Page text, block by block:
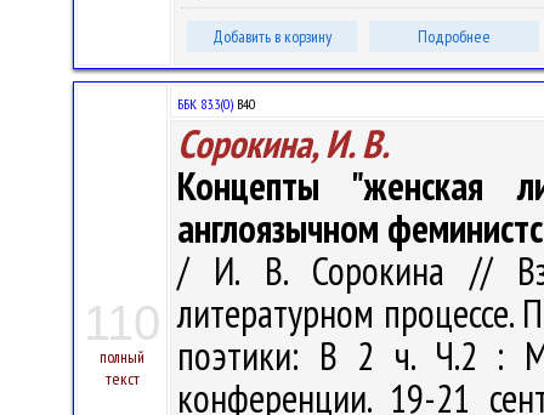
Добавить в корзину Подробнее
110
полный
текст
ББК 83.3(0) В40
Сорокина, И. В.
Концепты "женская
англоязычном
/ И. В. Сорокина //
литературном процессе.
поэтики: В 2 ч. Ч.2 :
конференции. 19-21